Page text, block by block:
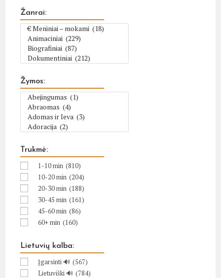
Žanrai:
Žymos:
Trukmė:
1-10 min (810)
10-20 min (204)
20-30 min (188)
30-45 min (161)
45-60 min (86)
60+ min (160)
Lietuvių kalba:
Įgarsinti 🔊 (567)
Lietuviški 🔊 (784)